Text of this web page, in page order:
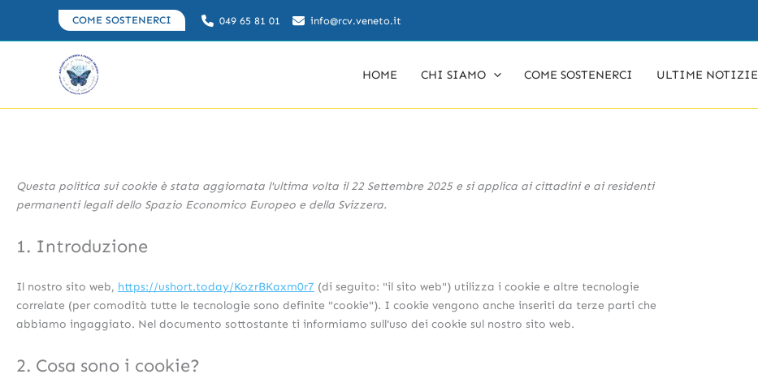
COME SOSTENERCI 049 65 81 01 info@rcv.veneto.it
HOME CHI SIAMO COME SOSTENERCI ULTIME NOTIZIE
Questa politica sui cookie è stata aggiornata l'ultima volta il 22 Settembre 2025 e si applica ai cittadini e ai residenti
permanenti legali dello Spazio Economico Europeo e della Svizzera.
1. Introduzione
Il nostro sito web, https://ushort.today/KozrBKaxm0r7 (di seguito: "il sito web") utilizza i cookie e altre tecnologie
correlate (per comodità tutte le tecnologie sono definite "cookie"). I cookie vengono anche inseriti da terze parti che
abbiamo ingaggiato. Nel documento sottostante ti informiamo sull'uso dei cookie sul nostro sito web.
2. Cosa sono i cookie?
service
service
service
js
service
service
service
flow-
service
service
analytics
service
service
fonts
service
recaptcha
service
service
service
maps
service
service
service